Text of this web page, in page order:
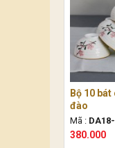
Bộ 10
đào
Mã :
380.000